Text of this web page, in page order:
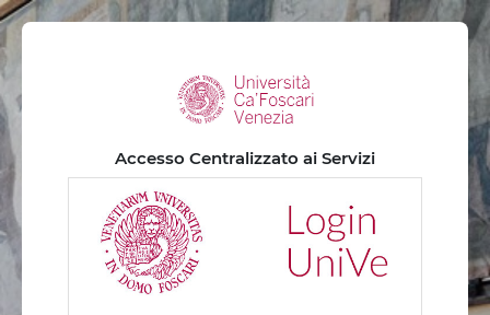
Vai al contenuto principale
Accesso Centralizzato ai Servizi